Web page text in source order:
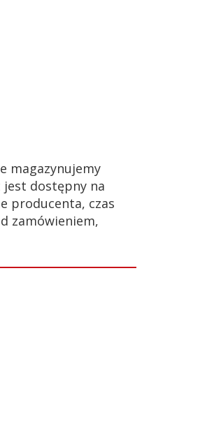
magazynujemy
dostępny na
producenta, czas
zamówieniem,